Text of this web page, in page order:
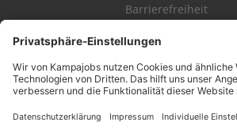
Barrierefreiheit
Kampahire
Kampagnenforum
LeadNow